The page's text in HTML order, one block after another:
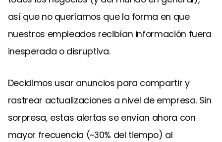
así que no queríamos que la forma en que
nuestros empleados recibían información fuera
inesperada o disruptiva.
Decidimos usar anuncios para compartir y
rastrear actualizaciones a nivel de empresa. Sin
sorpresa, estas alertas se envían ahora con
mayor frecuencia (~30% del tiempo) al